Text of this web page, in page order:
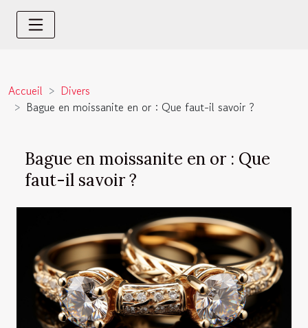
Accueil
Divers
Bague en moissanite en or : Que faut-il savoir ?
Bague en moissanite en or : Que
faut-il savoir ?